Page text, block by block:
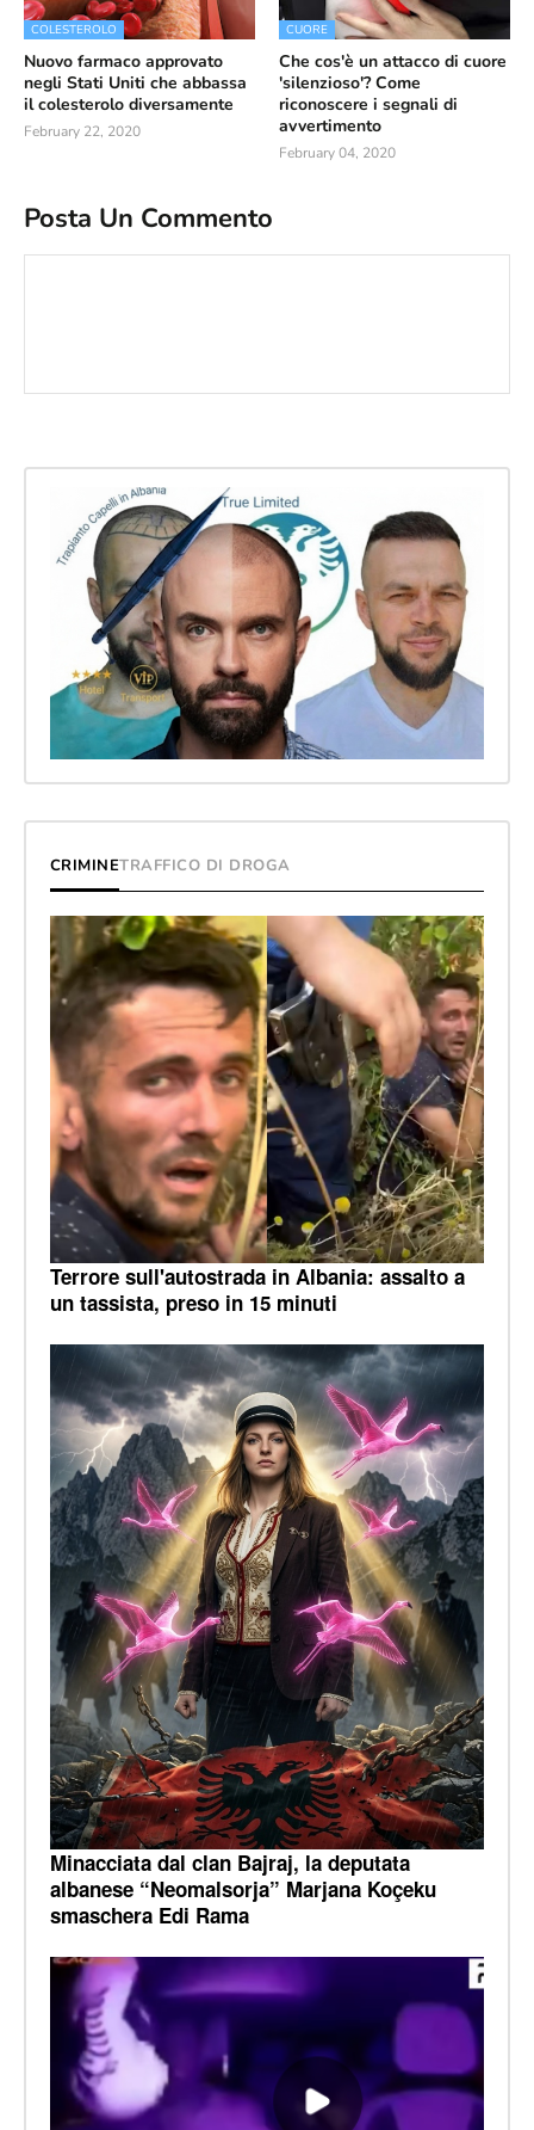
COLESTEROLO
Nuovo farmaco approvato
negli Stati Uniti che abbassa
il colesterolo diversamente
February 22, 2020
CUORE
Che cos'è un attacco di cuore
'silenzioso'? Come
riconoscere i segnali di
avvertimento
February 04, 2020
Posta Un Commento
CRIMINETRAFFICO DI DROGA
Terrore sull'autostrada in Albania: assalto a
un tassista, preso in 15 minuti
Minacciata dal clan Bajraj, la deputata
albanese “Neomalsorja” Marjana Koçeku
smaschera Edi Rama